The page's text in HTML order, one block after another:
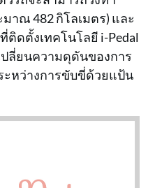
มาณ 482 กิโลเมตร) และ
ดตั้งเทคโนโลยี i-Pedal
ปลี่ยนความดุดันของการ
ะหว่างการขับขี่ด้วยแป้น